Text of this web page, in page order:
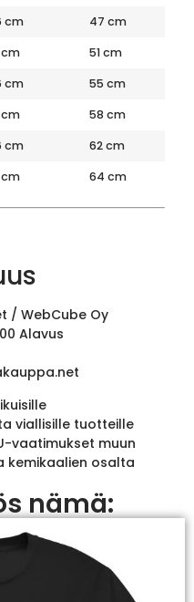
cm
47 cm
cm
51 cm
cm
55 cm
cm
58 cm
cm
62 cm
cm 64 cm
/ WebCube Oy
Alavus
viallisille tuotteille
vaatimukset muun
kemikaalien osalta
nämä: